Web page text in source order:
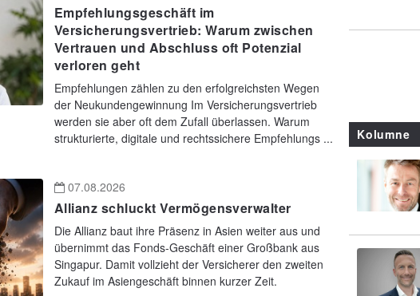
Empfehlungsgeschäft im
Versicherungsvertrieb: Warum zwischen
Vertrauen und Abschluss oft Potenzial
verloren geht
Empfehlungen zählen zu den erfolgreichsten Wegen
der Neukundengewinnung Im Versicherungsvertrieb
werden sie aber oft dem Zufall überlassen. Warum
strukturierte, digitale und rechtssichere Empfehlungs ...
07.08.2026
Allianz schluckt Vermögensverwalter
Die Allianz baut ihre Präsenz in Asien weiter aus und
übernimmt das Fonds-Geschäft einer Großbank aus
Singapur. Damit vollzieht der Versicherer den zweiten
Zukauf im Asiengeschäft binnen kurzer Zeit.
Kolumne